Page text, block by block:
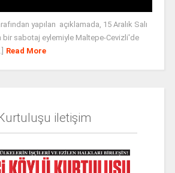
yapılan açıklamada, 15 Aralık Salı
bir sabotaj eylemiyle Maltepe-Cevizli'de
Read More
iletişim